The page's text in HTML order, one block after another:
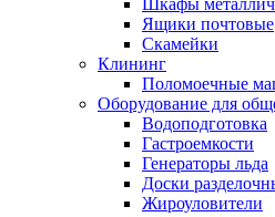
Шкафы
Ящики почтовые
Скамейки
Клининг
Поломоечные
Оборудование для
Водоподготовка
Гастроемкости
Генераторы льда
Доски
Жироуловители